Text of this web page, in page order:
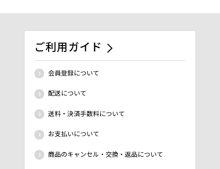
ご利用ガイド
会員登録について
配送について
送料・決済手数料について
お支払いについて
商品のキャンセル・交換・返品について